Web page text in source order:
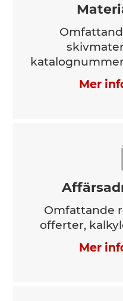
Mer
Omfattande
offerter,
Mer